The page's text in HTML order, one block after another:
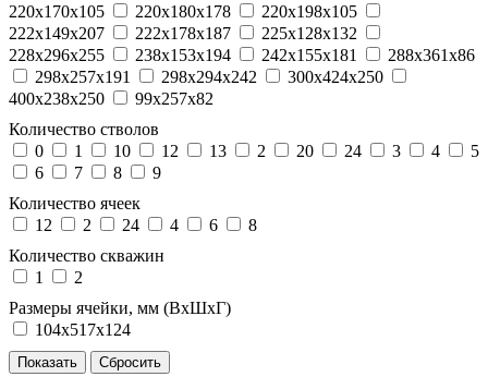
220x170x105
220x180x178
220x198x105
222x149x207
222x178x187
225x128x132
228x296x255
238x153x194 242x155x181
288x361x86
298x257x191
298x294x242
300x424x250
400x238x250
99x257x82
Количество стволов
0
1 10 12 13 2 20 24 3 4
5
6
7 8
9
Количество ячеек
12
2 24 4 6
8
Количество скважин
1
2
Размеры ячейки, мм (ВхШхГ)
104х517х124